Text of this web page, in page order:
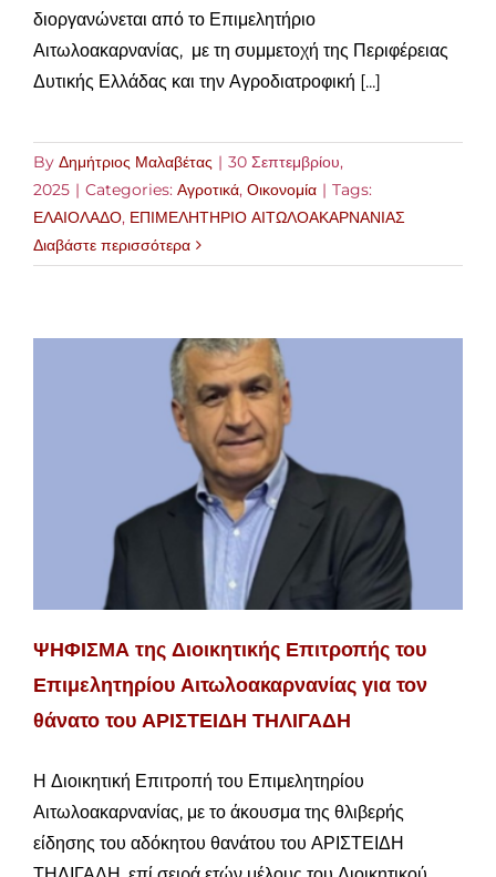
διοργανώνεται από το Επιμελητήριο
Αιτωλοακαρνανίας, με τη συμμετοχή της Περιφέρειας
Δυτικής Ελλάδας και την Αγροδιατροφική [...]
By Δημήτριος Μαλαβέτας | 30 Σεπτεμβρίου,
2025 | Categories: Αγροτικά, Οικονομία | Tags:
ΕΛΑΙΟΛΑΔΟ, ΕΠΙΜΕΛΗΤΗΡΙΟ ΑΙΤΩΛΟΑΚΑΡΝΑΝΙΑΣ
Διαβάστε περισσότερα
ΨΗΦΙΣΜΑ της Διοικητικής Επιτροπής του
Επιμελητηρίου Αιτωλοακαρνανίας για τον
θάνατο του ΑΡΙΣΤΕΙΔΗ ΤΗΛΙΓΑΔΗ
Η Διοικητική Επιτροπή του Επιμελητηρίου
Αιτωλοακαρνανίας, με το άκουσμα της θλιβερής
είδησης του αδόκητου θανάτου του ΑΡΙΣΤΕΙΔΗ